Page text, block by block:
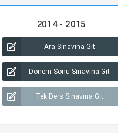
2014 - 2015
Ara Sınavına Git
Dönem Sonu Sınavına Git
Tek Ders Sınavına Git